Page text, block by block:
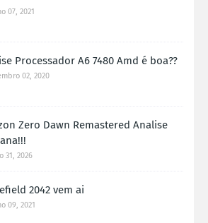
07, 2021
Processador A6 7480 Amd é boa??
02, 2020
Zero Dawn Remastered Analise
31, 2026
2042 vem ai
09, 2021